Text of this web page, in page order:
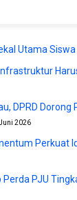
Utama Siswa
DPRD
2026
Perkuat
Perda PJU